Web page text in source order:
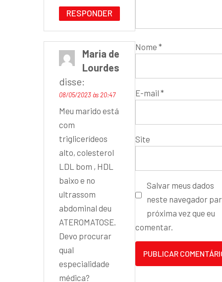
RESPONDER
Maria de
Lourdes
disse:
08/05/2023 às 20:47
Meu marido está
com
triglicerídeos
alto, colesterol
LDL bom , HDL
baixo e no
ultrassom
abdominal deu
ATEROMATOSE.
Devo procurar
qual
especialidade
médica?
Nome *
E-mail *
Site
Salvar meus dados
neste navegador
próxima vez que eu
comentar.